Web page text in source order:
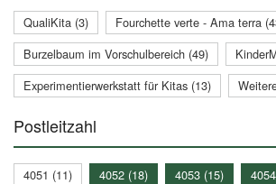
QualiKita (3)
Fourchette verte - Ama terra
Burzelbaum im Vorschulbereich (49)
Experimentierwerkstatt für Kitas (13)
Postleitzahl
4051 (11) 4052 (18) 4053 (15)